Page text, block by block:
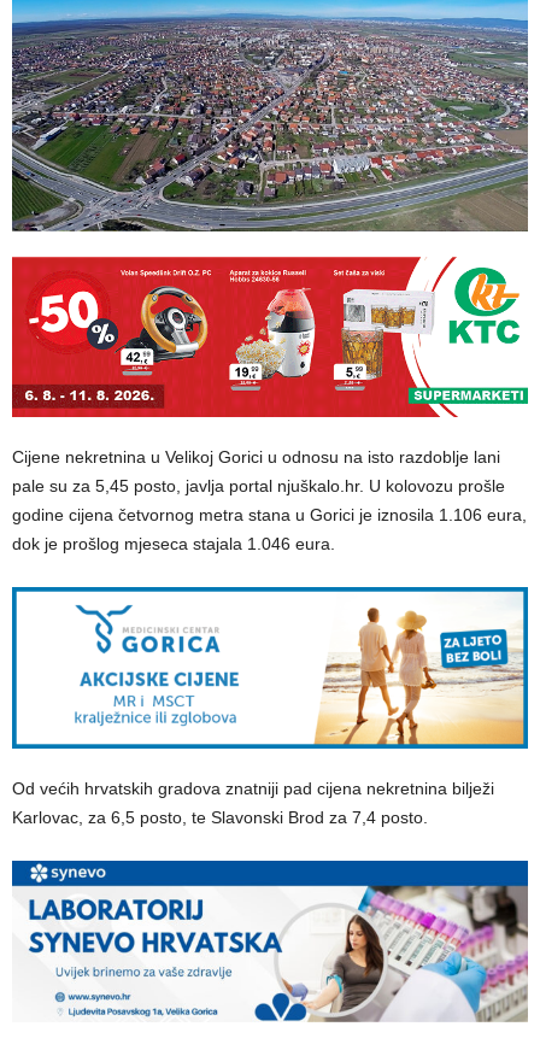
Cijene nekretnina u Velikoj Gorici u odnosu na isto razdoblje lani
pale su za 5,45 posto, javlja portal njuškalo.hr. U kolovozu prošle
godine cijena četvornog metra stana u Gorici je iznosila 1.106 eura,
dok je prošlog mjeseca stajala 1.046 eura.
Od većih hrvatskih gradova znatniji pad cijena nekretnina bilježi
Karlovac, za 6,5 posto, te Slavonski Brod za 7,4 posto.